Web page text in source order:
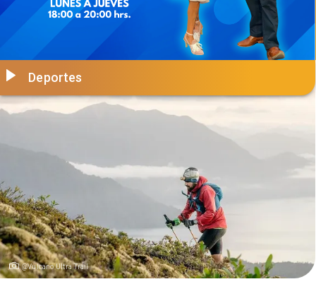
@Vulcano Ultra Trail
Deportes